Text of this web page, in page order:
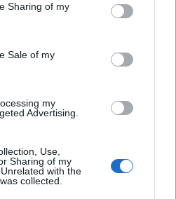
Sharing of my
Sale of my
my
Advertising.
Use,
Sharing of my
with the
collected.
saúdam Banda
pelo 1º lugar no
de Valência